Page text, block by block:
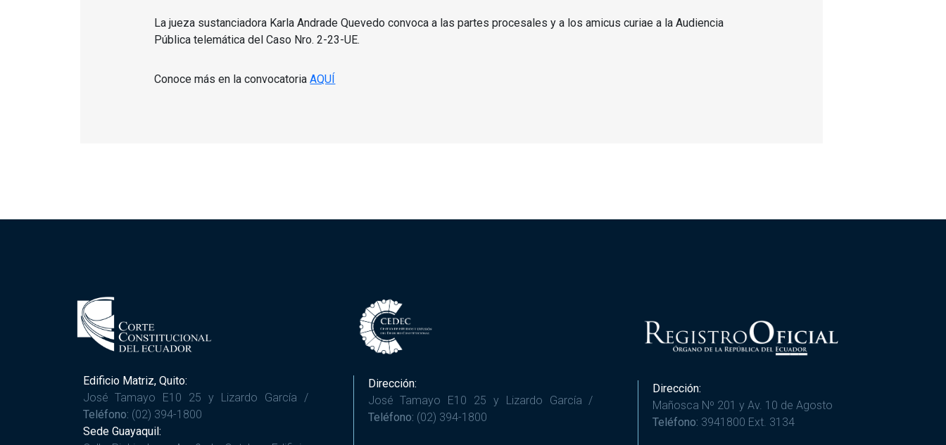
La jueza sustanciadora Karla Andrade Quevedo convoca a las partes procesales y a los amicus curiae a la Audiencia
Pública telemática del Caso Nro. 2-23-UE.
Conoce más en la convocatoriaAQUÍ
Edificio Matriz, Quito:
José Tamayo E10 25 y Lizardo García /
Teléfono: (02) 394-1800
Sede Guayaquil:
Dirección:
José Tamayo E10 25 y Lizardo García /
Teléfono: (02) 394-1800
Dirección:
Mañosca Nº 201 y Av. 10 de Agosto
Teléfono: 3941800 Ext. 3134